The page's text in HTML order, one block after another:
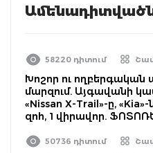
58220 դիտում
Խոշոր ու
մարզում. Այգավանի
«Nissan X-Trail»-ը,
զոհ, 1 վիրավոր.
50736 դիտում